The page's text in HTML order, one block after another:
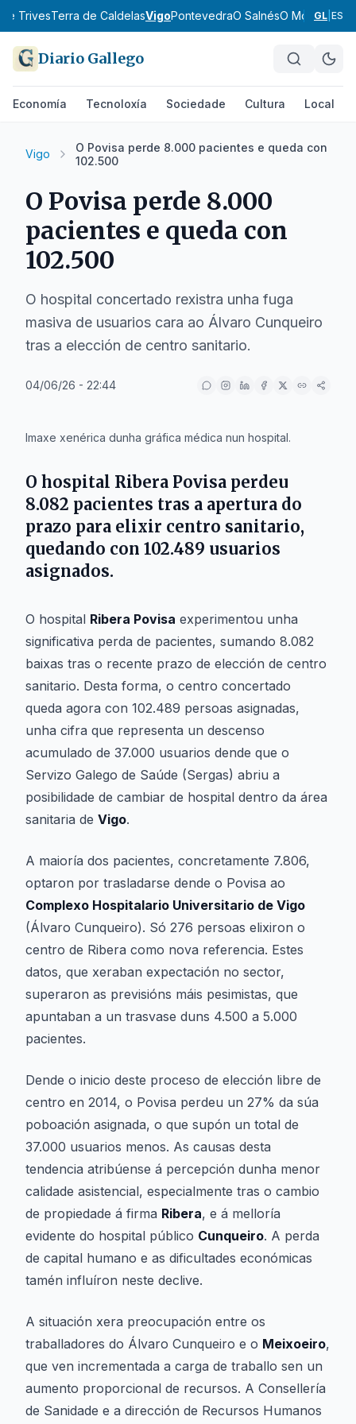
TrivesTerra de CaldelasVigoPontevedraO SalnésO MorrazoO
GL ES
Diario Gallego
Economía Tecnoloxía Sociedade Cultura Local
Vigo
O Povisa perde 8.000 pacientes e queda con
102.500
O Povisa perde 8.000
pacientes e queda con
102.500
O hospital concertado rexistra unha fuga
masiva de usuarios cara ao Álvaro Cunqueiro
tras a elección de centro sanitario.
04/06/26 - 22:44
Imaxe xenérica dunha gráfica médica nun hospital.
O hospital Ribera Povisa perdeu
8.082 pacientes tras a apertura do
prazo para elixir centro sanitario,
quedando con 102.489 usuarios
asignados.
O hospital Ribera Povisa experimentou unha
significativa perda de pacientes, sumando 8.082
baixas tras o recente prazo de elección de centro
sanitario. Desta forma, o centro concertado
queda agora con 102.489 persoas asignadas,
unha cifra que representa un descenso
acumulado de 37.000 usuarios dende que o
Servizo Galego de Saúde (Sergas) abriu a
posibilidade de cambiar de hospital dentro da área
sanitaria de Vigo.
A maioría dos pacientes, concretamente 7.806,
optaron por trasladarse dende o Povisa ao
Complexo Hospitalario Universitario de Vigo
(Álvaro Cunqueiro). Só 276 persoas elixiron o
centro de Ribera como nova referencia. Estes
datos, que xeraban expectación no sector,
superaron as previsións máis pesimistas, que
apuntaban a un trasvase duns 4.500 a 5.000
pacientes.
Dende o inicio deste proceso de elección libre de
centro en 2014, o Povisa perdeu un 27% da súa
poboación asignada, o que supón un total de
37.000 usuarios menos. As causas desta
tendencia atribúense á percepción dunha menor
calidade asistencial, especialmente tras o cambio
de propiedade á firma Ribera, e á melloría
evidente do hospital público Cunqueiro. A perda
de capital humano e as dificultades económicas
tamén influíron neste declive.
A situación xera preocupación entre os
traballadores do Álvaro Cunqueiro e o Meixoeiro,
que ven incrementada a carga de traballo sen un
aumento proporcional de recursos. A Consellería
de Sanidade e a dirección de Recursos Humanos